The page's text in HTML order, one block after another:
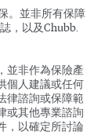
。並非所有保障
，以及Chubb.
並非作為保險產
個人建議或任何
律諮詢或保障範
或其他專業諮詢
，以確定所討論